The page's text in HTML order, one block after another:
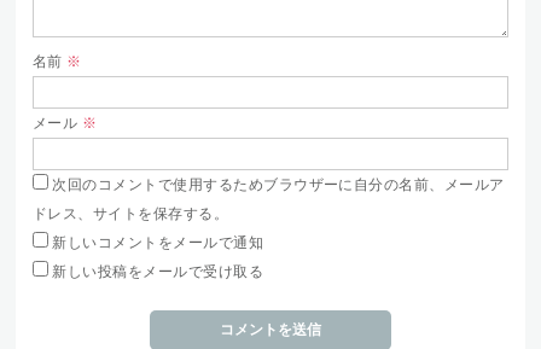
名前 ※
メール ※
次回のコメントで使用するためブラウザーに自分の名前、メールア
ドレス、サイトを保存する。
新しいコメントをメールで通知
新しい投稿をメールで受け取る